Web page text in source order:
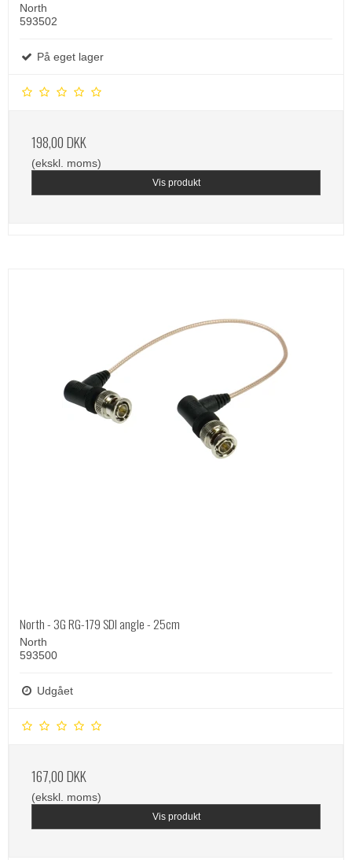
North
593502
På eget lager
198,00 DKK
(ekskl. moms)
Vis produkt
North - 3G RG-179 SDI angle - 25cm
North
593500
Udgået
167,00 DKK
(ekskl. moms)
Vis produkt